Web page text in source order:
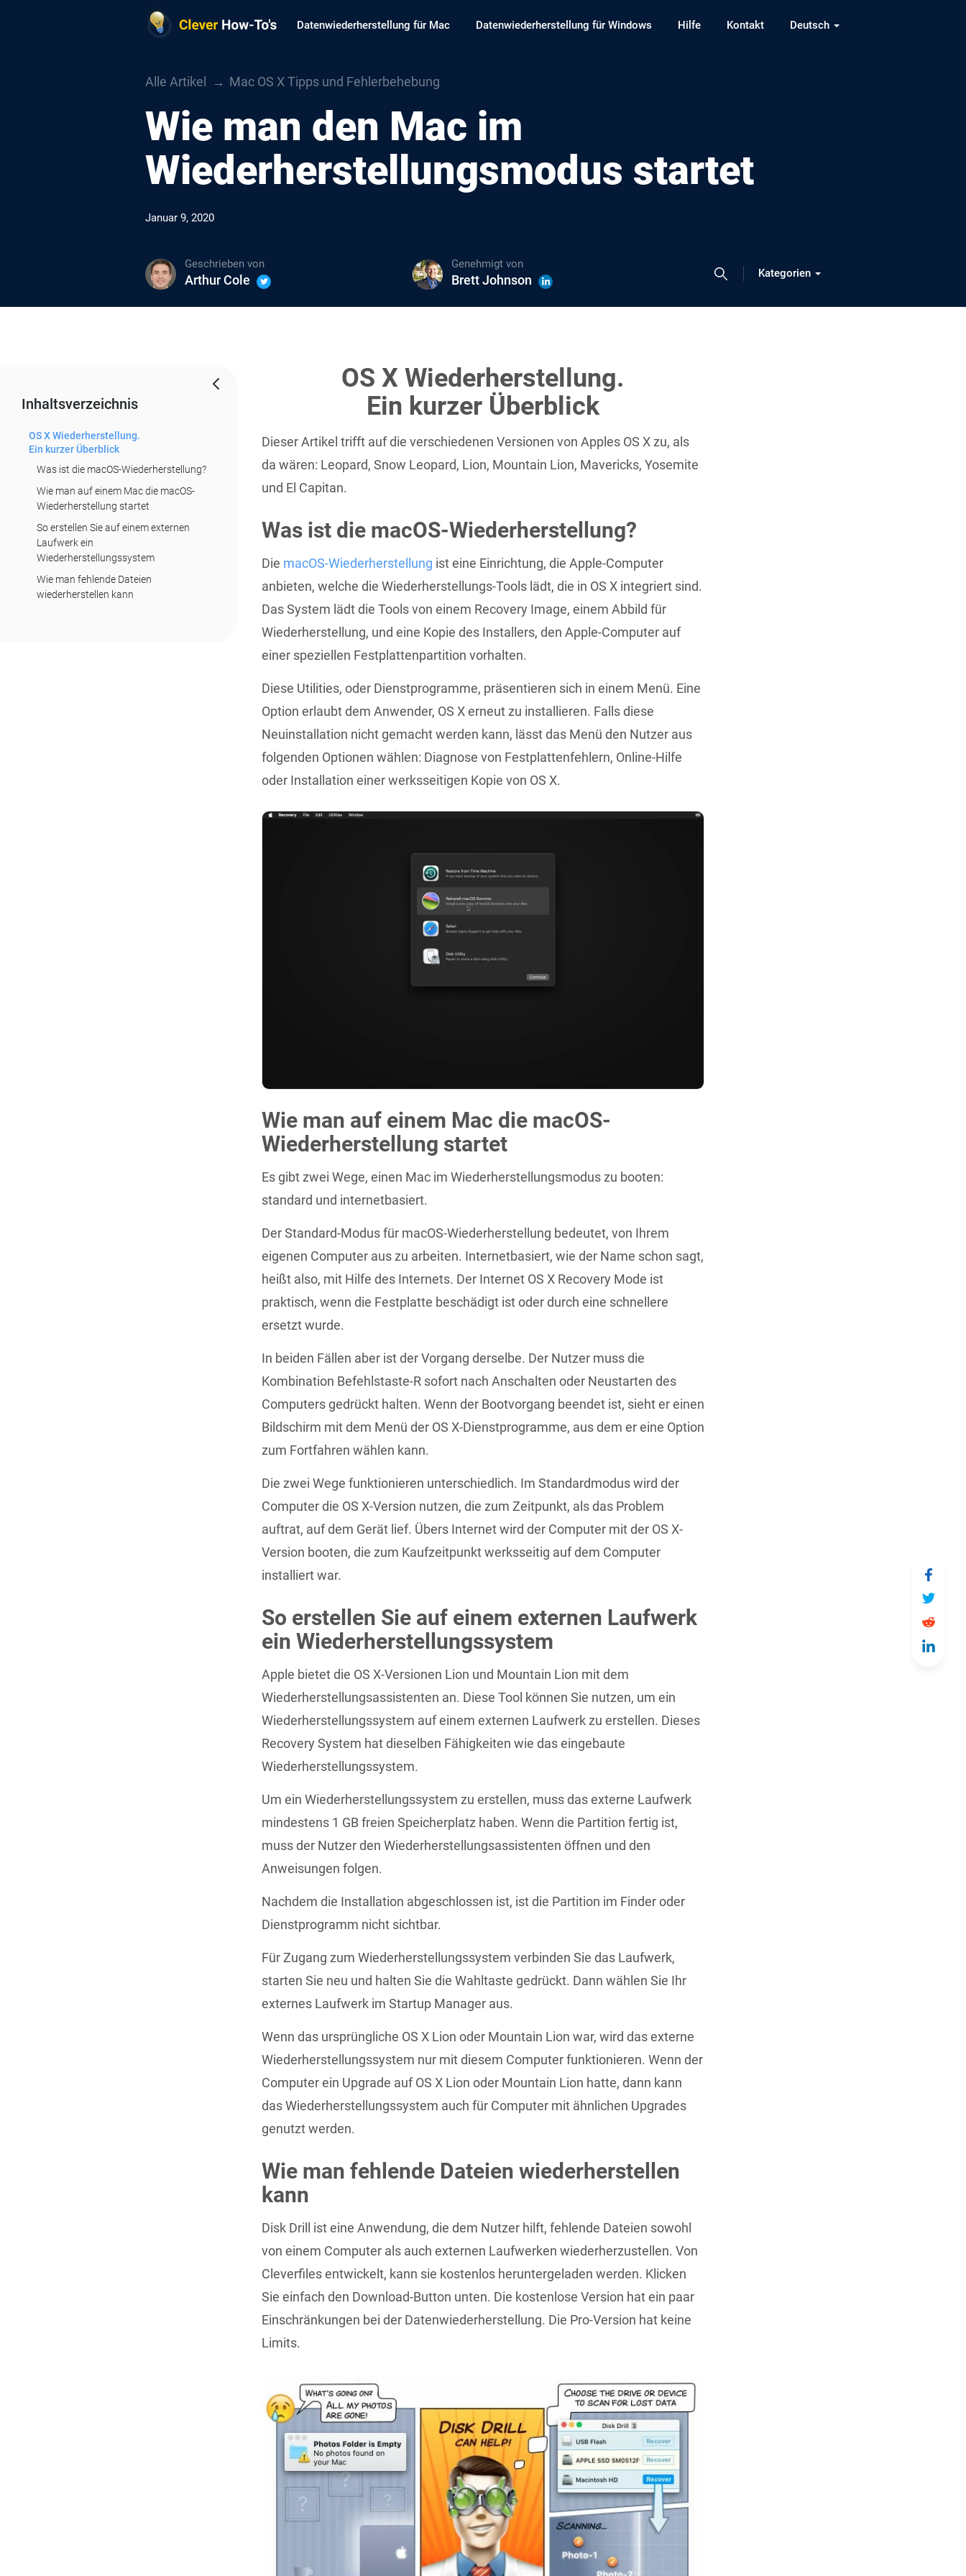
Datenwiederherstellung für Mac Datenwiederherstellung für Windows Hilfe Kontakt Deutsch
Alle Artikel Mac OS X Tipps und Fehlerbehebung
Wie man den Mac im
Wiederherstellungsmodus startet
Januar 9, 2020
Geschrieben von
Arthur Cole
Genehmigt von
Brett Johnson Kategorien
Inhaltsverzeichnis
OS X Wiederherstellung.
Ein kurzer Überblick
Was ist die macOS-Wiederherstellung?
Wie man auf einem Mac die macOS-
Wiederherstellung startet
So erstellen Sie auf einem externen
Laufwerk ein
Wiederherstellungssystem
Wie man fehlende Dateien
wiederherstellen kann
OS X Wiederherstellung.
Ein kurzer Überblick
Dieser Artikel trifft auf die verschiedenen Versionen von Apples OS X zu, als
da wären: Leopard, Snow Leopard, Lion, Mountain Lion, Mavericks, Yosemite
und El Capitan.
Was ist die macOS-Wiederherstellung?
Die macOS-Wiederherstellung ist eine Einrichtung, die Apple-Computer
anbieten, welche die Wiederherstellungs-Tools lädt, die in OS X integriert sind.
Das System lädt die Tools von einem Recovery Image, einem Abbild für
Wiederherstellung, und eine Kopie des Installers, den Apple-Computer auf
einer speziellen Festplattenpartition vorhalten.
Diese Utilities, oder Dienstprogramme, präsentieren sich in einem Menü. Eine
Option erlaubt dem Anwender, OS X erneut zu installieren. Falls diese
Neuinstallation nicht gemacht werden kann, lässt das Menü den Nutzer aus
folgenden Optionen wählen: Diagnose von Festplattenfehlern, Online-Hilfe
oder Installation einer werksseitigen Kopie von OS X.
Wie man auf einem Mac die macOS-
Wiederherstellung startet
Es gibt zwei Wege, einen Mac im Wiederherstellungsmodus zu booten:
standard und internetbasiert.
Der Standard-Modus für macOS-Wiederherstellung bedeutet, von Ihrem
eigenen Computer aus zu arbeiten. Internetbasiert, wie der Name schon sagt,
heißt also, mit Hilfe des Internets. Der Internet OS X Recovery Mode ist
praktisch, wenn die Festplatte beschädigt ist oder durch eine schnellere
ersetzt wurde.
In beiden Fällen aber ist der Vorgang derselbe. Der Nutzer muss die
Kombination Befehlstaste-R sofort nach Anschalten oder Neustarten des
Computers gedrückt halten. Wenn der Bootvorgang beendet ist, sieht er einen
Bildschirm mit dem Menü der OS X-Dienstprogramme, aus dem er eine Option
zum Fortfahren wählen kann.
Die zwei Wege funktionieren unterschiedlich. Im Standardmodus wird der
Computer die OS X-Version nutzen, die zum Zeitpunkt, als das Problem
auftrat, auf dem Gerät lief. Übers Internet wird der Computer mit der OS X-
Version booten, die zum Kaufzeitpunkt werksseitig auf dem Computer
installiert war.
So erstellen Sie auf einem externen Laufwerk
ein Wiederherstellungssystem
Apple bietet die OS X-Versionen Lion und Mountain Lion mit dem
Wiederherstellungsassistenten an. Diese Tool können Sie nutzen, um ein
Wiederherstellungssystem auf einem externen Laufwerk zu erstellen. Dieses
Recovery System hat dieselben Fähigkeiten wie das eingebaute
Wiederherstellungssystem.
Um ein Wiederherstellungssystem zu erstellen, muss das externe Laufwerk
mindestens 1 GB freien Speicherplatz haben. Wenn die Partition fertig ist,
muss der Nutzer den Wiederherstellungsassistenten öffnen und den
Anweisungen folgen.
Nachdem die Installation abgeschlossen ist, ist die Partition im Finder oder
Dienstprogramm nicht sichtbar.
Für Zugang zum Wiederherstellungssystem verbinden Sie das Laufwerk,
starten Sie neu und halten Sie die Wahltaste gedrückt. Dann wählen Sie Ihr
externes Laufwerk im Startup Manager aus.
Wenn das ursprüngliche OS X Lion oder Mountain Lion war, wird das externe
Wiederherstellungssystem nur mit diesem Computer funktionieren. Wenn der
Computer ein Upgrade auf OS X Lion oder Mountain Lion hatte, dann kann
das Wiederherstellungssystem auch für Computer mit ähnlichen Upgrades
genutzt werden.
Wie man fehlende Dateien wiederherstellen
kann
Disk Drill ist eine Anwendung, die dem Nutzer hilft, fehlende Dateien sowohl
von einem Computer als auch externen Laufwerken wiederherzustellen. Von
Cleverfiles entwickelt, kann sie kostenlos heruntergeladen werden. Klicken
Sie einfach den Download-Button unten. Die kostenlose Version hat ein paar
Einschränkungen bei der Datenwiederherstellung. Die Pro-Version hat keine
Limits.